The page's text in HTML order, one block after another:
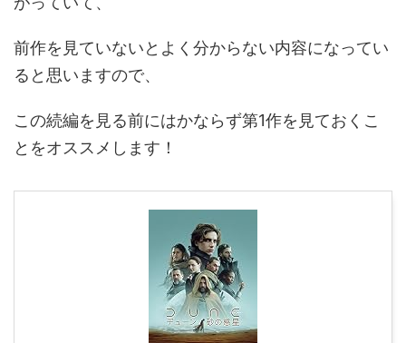
前作を見ていないとよく分からない内容になってい
ると思いますので、
この続編を見る前にはかならず第1作を見ておくこ
とをオススメします！